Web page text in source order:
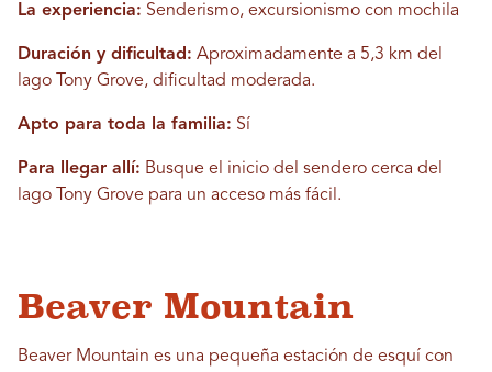
La experiencia: Senderismo, excursionismo con mochila
Duración y dificultad: Aproximadamente a 5,3 km del
lago Tony Grove, dificultad moderada.
Apto para toda la familia: Sí
Para llegar allí: Busque el inicio del sendero cerca del
lago Tony Grove para un acceso más fácil.
Beaver Mountain
Beaver Mountain es una pequeña estación de esquí con